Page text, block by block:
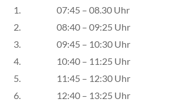
1.
07:45 – 08.30 Uhr
2.
08:40 – 09:25 Uhr
3.
09:45 – 10:30 Uhr
4.
10:40 – 11:25 Uhr
5.
11:45 – 12:30 Uhr
6.
12:40 – 13:25 Uhr